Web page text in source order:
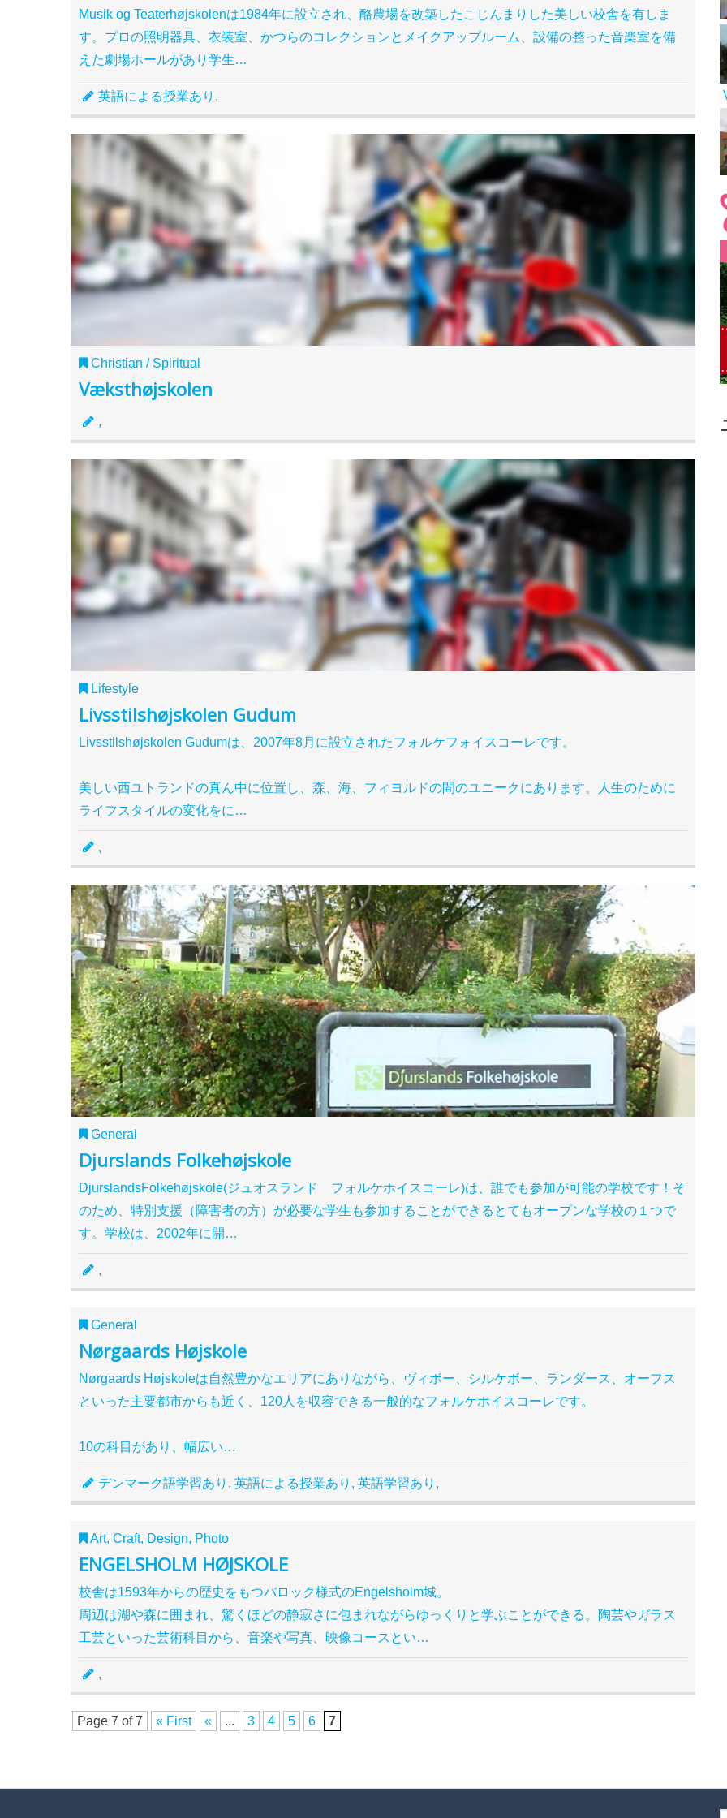
Musik og Teaterhøjskolenは1984年に設立され、酪農場を改築したこじんまりした美しい校舎を有しま
す。プロの照明器具、衣装室、かつらのコレクションとメイクアップルーム、設備の整った音楽室を備
えた劇場ホールがあり学生…
英語による授業あり,
Christian / Spiritual
Væksthøjskolen
,
Lifestyle
Livsstilshøjskolen Gudum
Livsstilshøjskolen Gudumは、2007年8月に設立されたフォルケフォイスコーレです。
美しい西ユトランドの真ん中に位置し、森、海、フィヨルドの間のユニークにあります。人生のために
ライフスタイルの変化をに…
,
General
Djurslands Folkehøjskole
DjurslandsFolkehøjskole(ジュオスランド フォルケホイスコーレ)は、誰でも参加が可能の学校です！そ
のため、特別支援（障害者の方）が必要な学生も参加することができるとてもオープンな学校の１つで
す。学校は、2002年に開…
,
General
Nørgaards Højskole
Nørgaards Højskoleは自然豊かなエリアにありながら、ヴィボー、シルケボー、ランダース、オーフス
といった主要都市からも近く、120人を収容できる一般的なフォルケホイスコーレです。
10の科目があり、幅広い…
デンマーク語学習あり, 英語による授業あり, 英語学習あり,
Art, Craft, Design, Photo
ENGELSHOLM HØJSKOLE
校舎は1593年からの歴史をもつバロック様式のEngelsholm城。
周辺は湖や森に囲まれ、驚くほどの静寂さに包まれながらゆっくりと学ぶことができる。陶芸やガラス
工芸といった芸術科目から、音楽や写真、映像コースとい…
,
Page 7 of 7 « First « ... 3 4 5 6 7